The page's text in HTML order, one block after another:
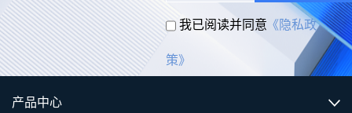
我已阅读并同意《隐私政
策》
产品中心